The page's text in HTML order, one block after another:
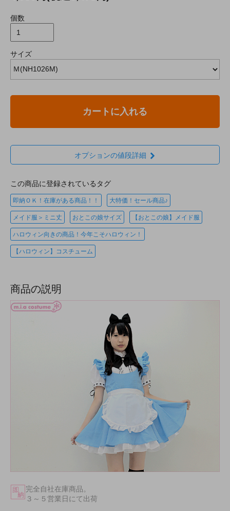
個数
サイズ
カートに入れる
オプションの値段詳細
この商品に登録されているタグ
即納ＯＫ！在庫がある商品！！ 大特価！セール商品♪
メイド服＞ミニ丈 おとこの娘サイズ 【おとこの娘】メイド服
ハロウィン向きの商品！今年こそハロウィン！
【ハロウィン】コスチューム
商品の説明
完全自社在庫商品。
３～５営業日にて出荷